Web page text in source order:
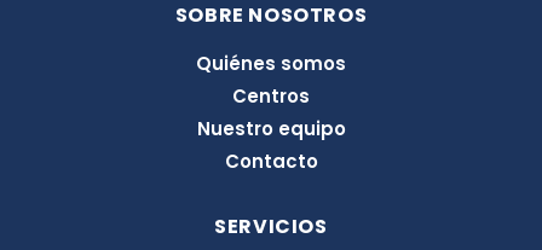
e
d
i
n
SOBRE NOSOTROS
Quiénes somos
Centros
Nuestro equipo
Contacto
SERVICIOS